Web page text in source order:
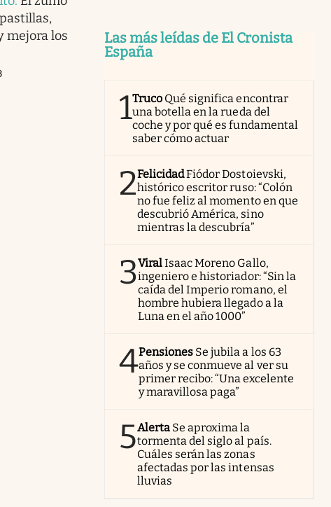
mejora los
Las más leídas de El Cronista
España
1Truco Qué significa encontrar
una botella en la rueda del
coche y por qué es fundamental
saber cómo actuar
2FelicidadFiódor Dostoievski,
histórico escritor ruso: “Colón
no fue feliz al momento en que
descubrió América, sino
mientras la descubría”
3ViralIsaac Moreno Gallo,
ingeniero e historiador: “Sin la
caída del Imperio romano, el
hombre hubiera llegado a la
Luna en el año 1000”
4Pensiones Se jubila a los 63
años y se conmueve al ver su
primer recibo: “Una excelente
y maravillosa paga”
5Alerta Se aproxima la
tormenta del siglo al país.
Cuáles serán las zonas
afectadas por las intensas
lluvias